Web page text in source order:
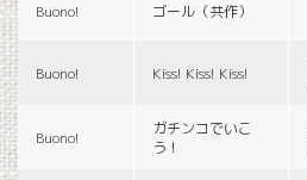
Buono! ゴール（共作）
Buono! Kiss! Kiss! Kiss!
Buono!
ガチンコでいこ
う！